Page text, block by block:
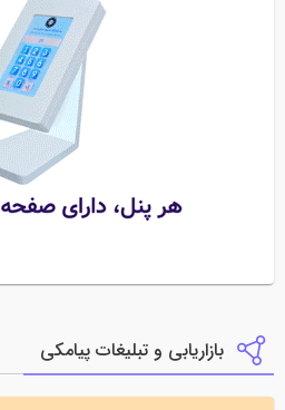
بازاریابی و تبلیغات پیامکی